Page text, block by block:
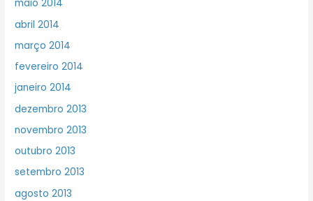
maio 2014
abril 2014
março 2014
fevereiro 2014
janeiro 2014
dezembro 2013
novembro 2013
outubro 2013
setembro 2013
agosto 2013